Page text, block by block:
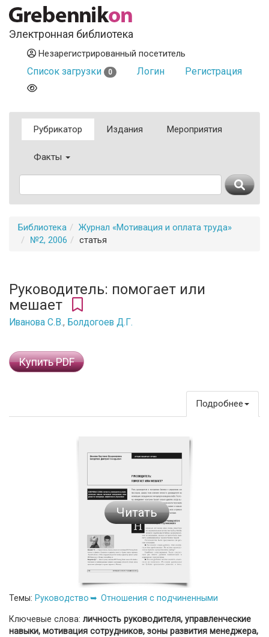
Электронная библиотека
Незарегистрированный посетитель
Список загрузки 0 Логин Регистрация
Рубрикатор Издания Мероприятия
Факты
Библиотека
Журнал «Мотивация и оплата труда»
№2, 2006
статья
Руководитель: помогает или
мешает
Иванова С.В., Болдогоев Д.Г.
Купить PDF
Подробнее
Читать
Темы: Руководство Отношения с подчиненными
Ключевые слова: личность руководителя, управленческие
навыки, мотивация сотрудников, зоны развития менеджера,